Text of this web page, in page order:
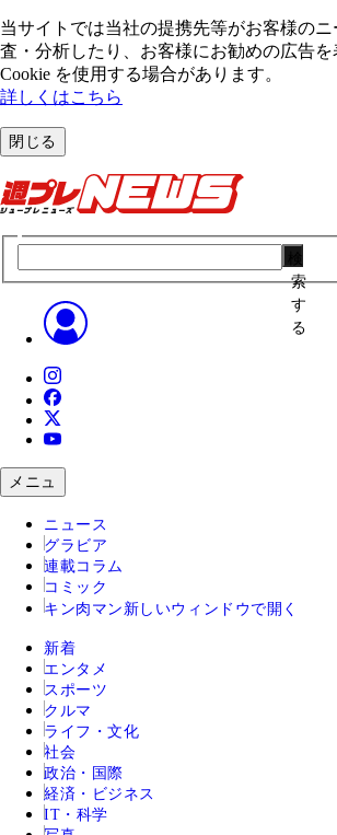
当サイトでは当社の提携先等がお客様の
査・分析したり、お客様にお勧めの広告
Cookie を使⽤する場合があります。
詳しくはこちら
閉じる
索
す
る
メニュ
ニュース
グラビア
連載コラム
コミック
キン肉マン 新しいウィンドウで開く
新着
エンタメ
スポーツ
クルマ
ライフ・文化
社会
政治・国際
経済・ビジネス
IT・科学